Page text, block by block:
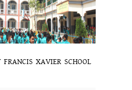
FRANCIS XAVIER SCHOOL